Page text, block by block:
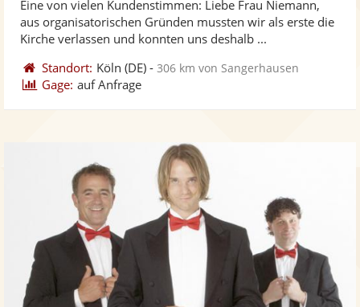
Fotos
5
Eine von vielen Kundenstimmen: Liebe Frau Niemann,
aus organisatorischen Gründen mussten wir als erste die
Kirche verlassen und konnten uns deshalb ...
Standort: Köln (DE) -306 km von Sangerhausen
Gage: auf Anfrage